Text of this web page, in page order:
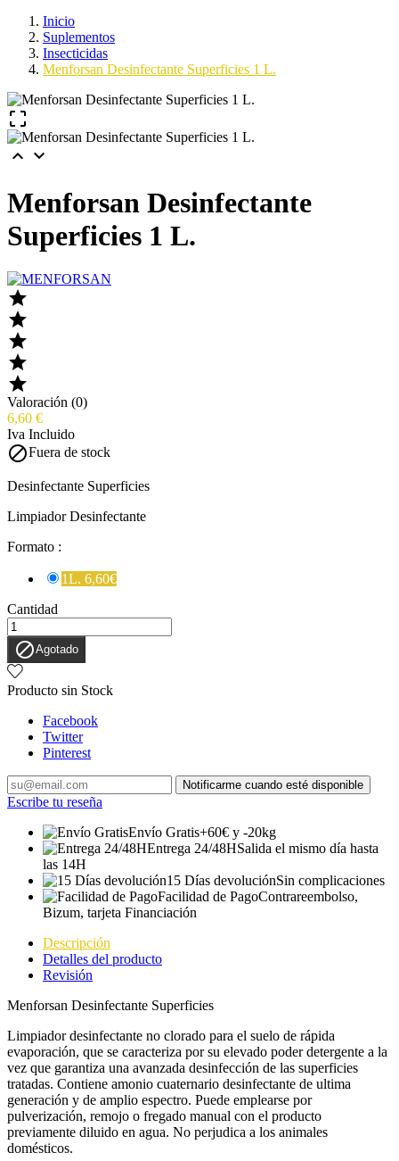
Inicio
Suplementos
Insecticidas
Menforsan Desinfectante Superficies 1 L.

 
Menforsan Desinfectante
Superficies 1 L.





Valoración (0)
6,60 €
Iva Incluido
Fuera de stock
Desinfectante Superficies
Limpiador Desinfectante
Formato :
1L. 6,60€
Cantidad
Agotado
Producto sin Stock
Facebook
Twitter
Pinterest
Notificarme cuando esté disponible
Escribe tu reseña
Envío Gratis+60€ y -20kg
Entrega 24/48HSalida el mismo día hasta
las 14H
15 Días devoluciónSin complicaciones
Facilidad de PagoContrareembolso,
Bizum, tarjeta Financiación
Descripción
Detalles del producto
Revisión
Menforsan Desinfectante Superficies
Limpiador desinfectante no clorado para el suelo de rápida
evaporación, que se caracteriza por su elevado poder detergente a la
vez que garantiza una avanzada desinfección de las superficies
tratadas. Contiene amonio cuaternario desinfectante de ultima
generación y de amplio espectro. Puede emplearse por
pulverización, remojo o fregado manual con el producto
previamente diluido en agua. No perjudica a los animales
domésticos.